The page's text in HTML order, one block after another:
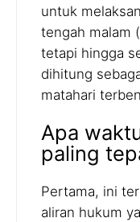
untuk
tengah malam
tetapi hingga
dihitung
matahari
Apa
paling
Pertama, ini
aliran hukum